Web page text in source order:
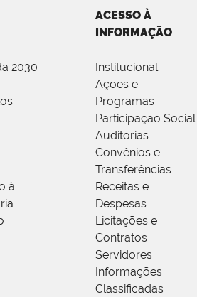
2030
à
ACESSO À
INFORMAÇÃO
Institucional
Ações e
Programas
Participação Social
Auditorias
Convênios e
Transferências
Receitas e
Despesas
Licitações e
Contratos
Servidores
Informações
Classificadas